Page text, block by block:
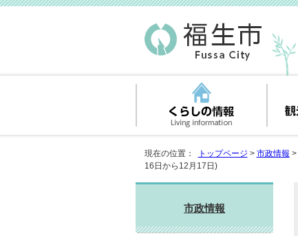
現在の位置： トップページ > 市政情報 >
16日から12月17日)
市政情報